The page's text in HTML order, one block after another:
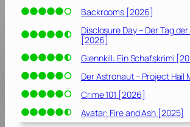
Backrooms [2026]
Disclosure Day – Der Tag
[2026]
Glennkill: Ein Schafskrimi
Der Astronaut – Project Hail
Crime 101 [2026]
Avatar: Fire and Ash [2025]